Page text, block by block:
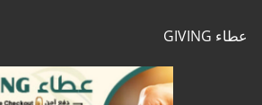
عطاء GIVING